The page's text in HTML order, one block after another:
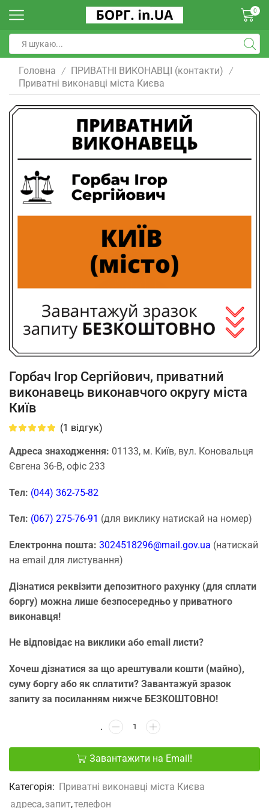
0
Головна / ПРИВАТНІ ВИКОНАВЦІ (контакти) /
Приватні виконавці міста Києва
Горбач Ігор Сергійович, приватний
виконавець виконавчого округу міста
Київ
(1 відгук)
Адреса знаходження: 01133, м. Київ, вул. Коновальця
Євгена 36-В, офіс 233
Тел: (044) 362-75-82
Тел: (067) 275-76-91 (для виклику натискай на номер)
Електронна пошта: 3024518296@mail.gov.ua (натискай
на email для листування)
Дізнатися реквізити депозитного рахунку (для сплати
боргу) можна лише безпосередньо у приватного
виконавця!
Не відповідає на виклики або email листи?
Хочеш дізнатися за що арештували кошти (майно),
суму боргу або як сплатити? Завантажуй зразок
запиту за посиланням нижче БЕЗКОШТОВНО!
Завантажити на Email!
Категорія: Приватні виконавці міста Києва
адреса,запит,телефон